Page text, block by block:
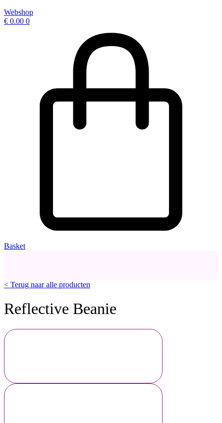
Webshop
€ 0.00 0
Basket
< Terug naar alle producten
Reflective Beanie